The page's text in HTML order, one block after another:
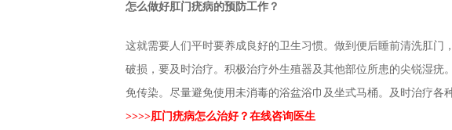
怎么做好肛门疣病的预防工作？
这就需要人们平时要养成良好的卫生习惯。做到便后睡前清洗肛门
破损，要及时治疗。积极治疗外生殖器及其他部位所患的尖锐湿疣
免传染。尽量避免使用未消毒的浴盆浴巾及坐式马桶。及时治疗各
>>>>肛门疣病怎么治好？在线咨询医生